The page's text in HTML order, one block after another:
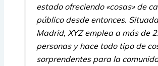
estado ofreciendo «cosas» de
público desde entonces.
Madrid, XYZ emplea a más de
personas y hace todo tipo de
sorprendentes para la